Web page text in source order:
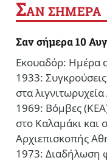
ΣΑΝ ΣΗΜΕΡΑ
Σαν σήμερα 10
Εκουαδόρ: Ημέρα
1933:
στα
1969: Βόμβες
στο Καλαμάκι και
Αρχιεπισκοπής
1973: Διαδήλωση